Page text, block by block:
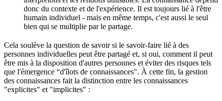
donc du contexte et de l'expérience. Il est toujours lié à l'être
humain individuel - mais en même temps, c'est aussi le seul
bien qui se multiplie par le partage.
Cela soulève la question de savoir si le savoir-faire lié à des
personnes individuelles peut être partagé et, si oui, comment il peut
être mis à la disposition d'autres personnes et éviter des risques tels
que l'émergence “d'îlots de connaissances". À cette fin, la gestion
des connaissances fait la distinction entre les connaissances
"explicites" et "implicites" :